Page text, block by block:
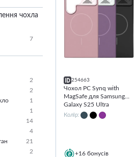
10
11
5
22
чохла
7
2
2
1
1
14
4
21
2
254663
Чохол PC Synq with
MagSafe для Samsung
Galaxy S25 Ultra
Колір:
+16 бонусів